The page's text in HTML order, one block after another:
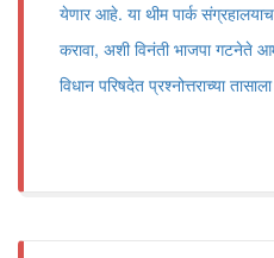
येणार आहे. या थीम पार्क
करावा, अशी विनंती भाजपा गटनेते
विधान परिषदेत प्रश्नोत्तराच्या